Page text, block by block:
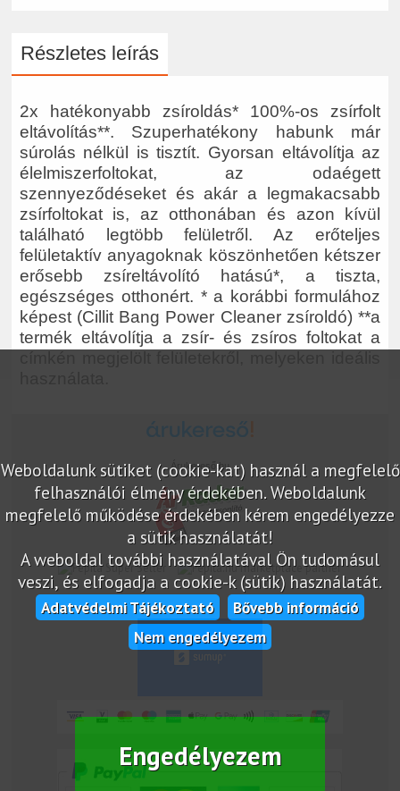
Részletes leírás
2x hatékonyabb zsíroldás* 100%-os zsírfolt
eltávolítás**. Szuperhatékony habunk már
súrolás nélkül is tisztít. Gyorsan eltávolítja az
élelmiszerfoltokat, az odaégett
szennyeződéseket és akár a legmakacsabb
zsírfoltokat is, az otthonában és azon kívül
található legtöbb felületről. Az erőteljes
felületaktív anyagoknak köszönhetően kétszer
erősebb zsíreltávolító hatású*, a tiszta,
egészséges otthonért. * a korábbi formulához
képest (Cillit Bang Power Cleaner zsíroldó) **a
termék eltávolítja a zsír- és zsíros foltokat a
Weboldalunk sütiket (cookie-kat) használ a megfelelő
felhasználói élmény érdekében. Weboldalunk
megfelelő működése érdekében kérem engedélyezze
a sütik használatát!
A weboldal további használatával Ön tudomásul
veszi, és elfogadja a cookie-k (sütik) használatát.
Adatvédelmi Tájékoztató
Bővebb információ
Nem engedélyezem
Engedélyezem
Árukereső.hu
marketplace partner